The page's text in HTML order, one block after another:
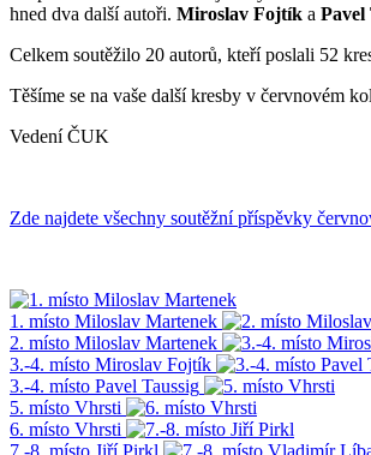
hned dva další autoři. Miroslav Fojtík a Pavel
Celkem soutěžilo 20 autorů, kteří poslali 52
Těšíme se na vaše další kresby v červnovém
Vedení ČUK
Zde najdete všechny soutěžní příspěvky
1. místo Miloslav Martenek
2. místo Miloslav Martenek
3.-4. místo Miroslav Fojtík
3.-4. místo Pavel Taussig
5. místo Vhrsti
6. místo Vhrsti
7.-8. místo Jiří Pirkl